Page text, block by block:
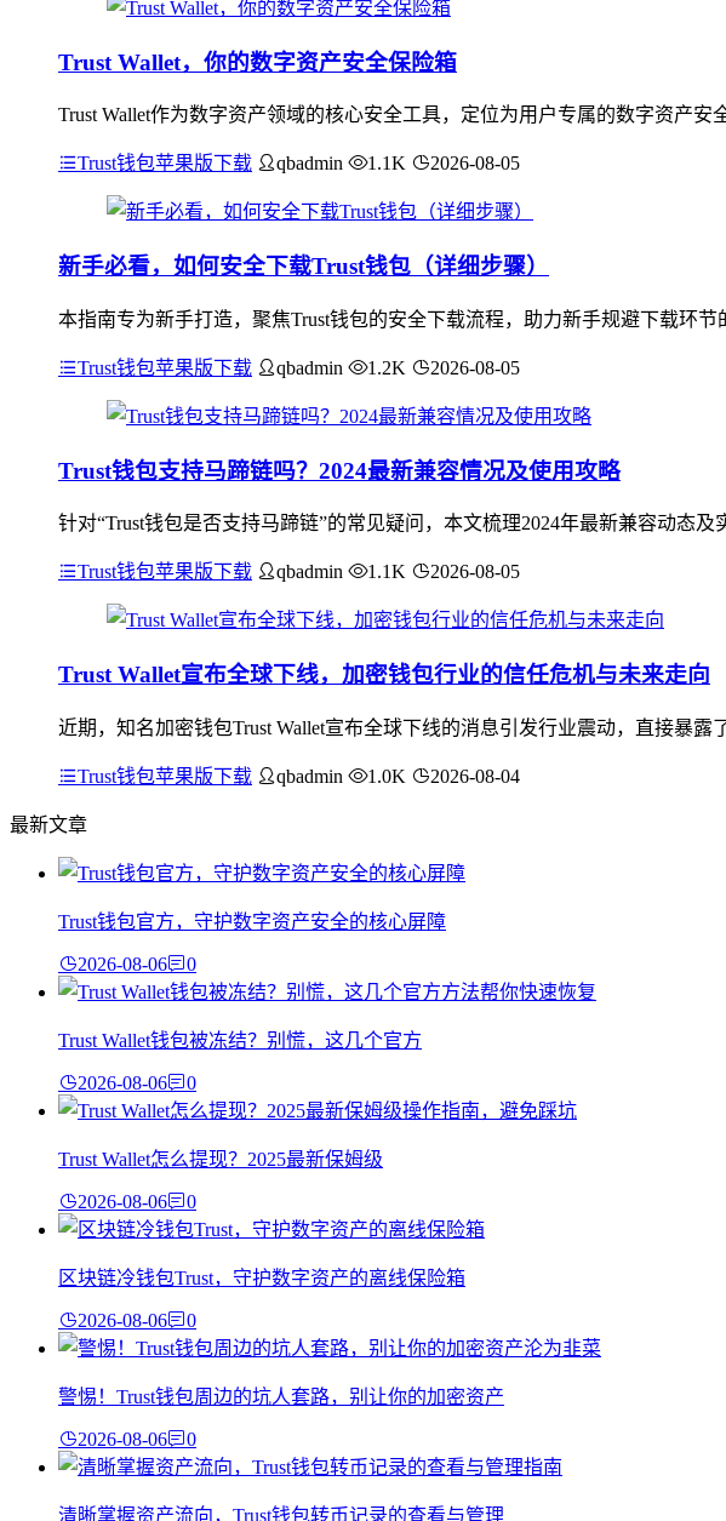
Trust Wallet，你的数字资产安全保险箱
Trust Wallet作为数字资产领域的核心安全工具，定位为用户专属的数字资产
Trust钱包苹果版下载 qbadmin 1.1K 2026-08-05
新手必看，如何安全下载Trust钱包（详细步骤）
本指南专为新手打造，聚焦Trust钱包的安全下载流程，助力新手规避下载环
Trust钱包苹果版下载 qbadmin 1.2K 2026-08-05
Trust钱包支持马蹄链吗？2024最新兼容情况及使用攻略
针对“Trust钱包是否支持马蹄链”的常见疑问，本文梳理2024年最新兼容动态
Trust钱包苹果版下载 qbadmin 1.1K 2026-08-05
Trust Wallet宣布全球下线，加密钱包行业的信任危机与未来走向
近期，知名加密钱包Trust Wallet宣布全球下线的消息引发行业震动，直接暴
Trust钱包苹果版下载 qbadmin 1.0K 2026-08-04
最新文章
Trust钱包官方，守护数字资产安全的核心屏障
2026-08-06 0
Trust Wallet钱包被冻结？别慌，这几个官方
2026-08-06 0
Trust Wallet怎么提现？2025最新保姆级
2026-08-06 0
区块链冷钱包Trust，守护数字资产的离线保险箱
2026-08-06 0
警惕！Trust钱包周边的坑人套路，别让你的加密资产
2026-08-06 0
清晰掌握资产流向，Trust钱包转币记录的查看与管理